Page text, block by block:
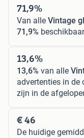
71,9%
Van alle Vintage
71,9%
13,6%
13,6% van alle
advertenties in de
zijn in de
€ 46
De huidige